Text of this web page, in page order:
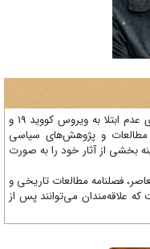
با توجه به نیاز به تداوم مراقبت‌های بهداشتی برای عدم ابتلا به ویروس کووید 19 و
و پژوهش‌های سیاسی
از آثار خود را به صورت
فصلنامه‌ مطالعات تاریخی و
می‌توانند پس از